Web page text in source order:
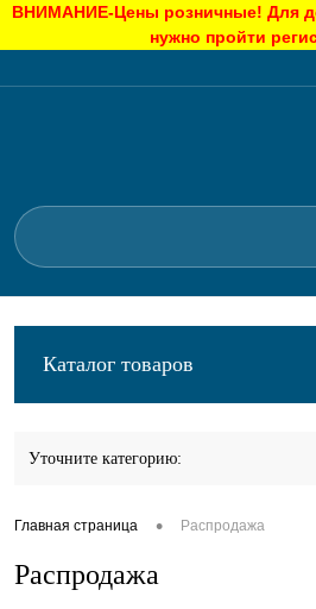
ВНИМАНИЕ-Цены розничные! Для
нужно пройти
Каталог товаров
Уточните категорию:
Главная страница • Распродажа
Распродажа